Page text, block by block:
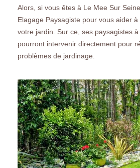
Alors, si vous êtes à Le Mee Sur
Elagage Paysagiste pour vous aider
votre jardin. Sur ce, ses paysagistes
pourront intervenir directement pour
problèmes de jardinage.